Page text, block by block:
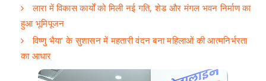
लारा में विकास कार्यों को मिली नई गति, शेड और मंगल भवन निर्माण का
हुआ भूमिपूजन
विष्णु भैया’ के सुशासन में महतारी वंदन बना महिलाओं की आत्मनिर्भरता
का आधार